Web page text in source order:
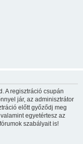
A regisztráció csupán
jár, az adminisztrátor
előtt győződj meg
egyetértesz az
szabályait is!